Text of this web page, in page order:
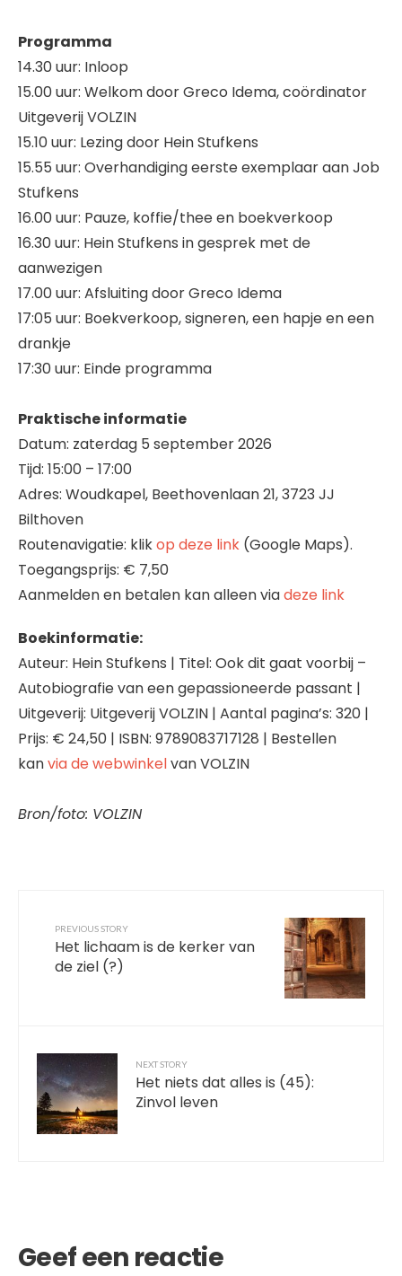
Programma
14.30 uur: Inloop
15.00 uur: Welkom door Greco Idema, coördinator
Uitgeverij VOLZIN
15.10 uur: Lezing door Hein Stufkens
15.55 uur: Overhandiging eerste exemplaar aan Job
Stufkens
16.00 uur: Pauze, koffie/thee en boekverkoop
16.30 uur: Hein Stufkens in gesprek met de
aanwezigen
17.00 uur: Afsluiting door Greco Idema
17:05 uur: Boekverkoop, signeren, een hapje en een
drankje
17:30 uur: Einde programma
Praktische informatie
Datum: zaterdag 5 september 2026
Tijd: 15:00 – 17:00
Adres: Woudkapel, Beethovenlaan 21, 3723 JJ
Bilthoven
Routenavigatie: klikop deze link (Google Maps).
Toegangsprijs: € 7,50
Aanmelden en betalen kan alleen viadeze link
Boekinformatie:
Auteur: Hein Stufkens | Titel: Ook dit gaat voorbij –
Autobiografie van een gepassioneerde passant |
Uitgeverij: Uitgeverij VOLZIN | Aantal pagina’s: 320 |
Prijs: € 24,50 | ISBN: 9789083717128 | Bestellen
kanvia de webwinkelvan VOLZIN
Bron/foto: VOLZIN
PREVIOUS STORY
Het lichaam is de kerker van
de ziel (?)
NEXT STORY
Het niets dat alles is (45):
Zinvol leven
Geef een reactie